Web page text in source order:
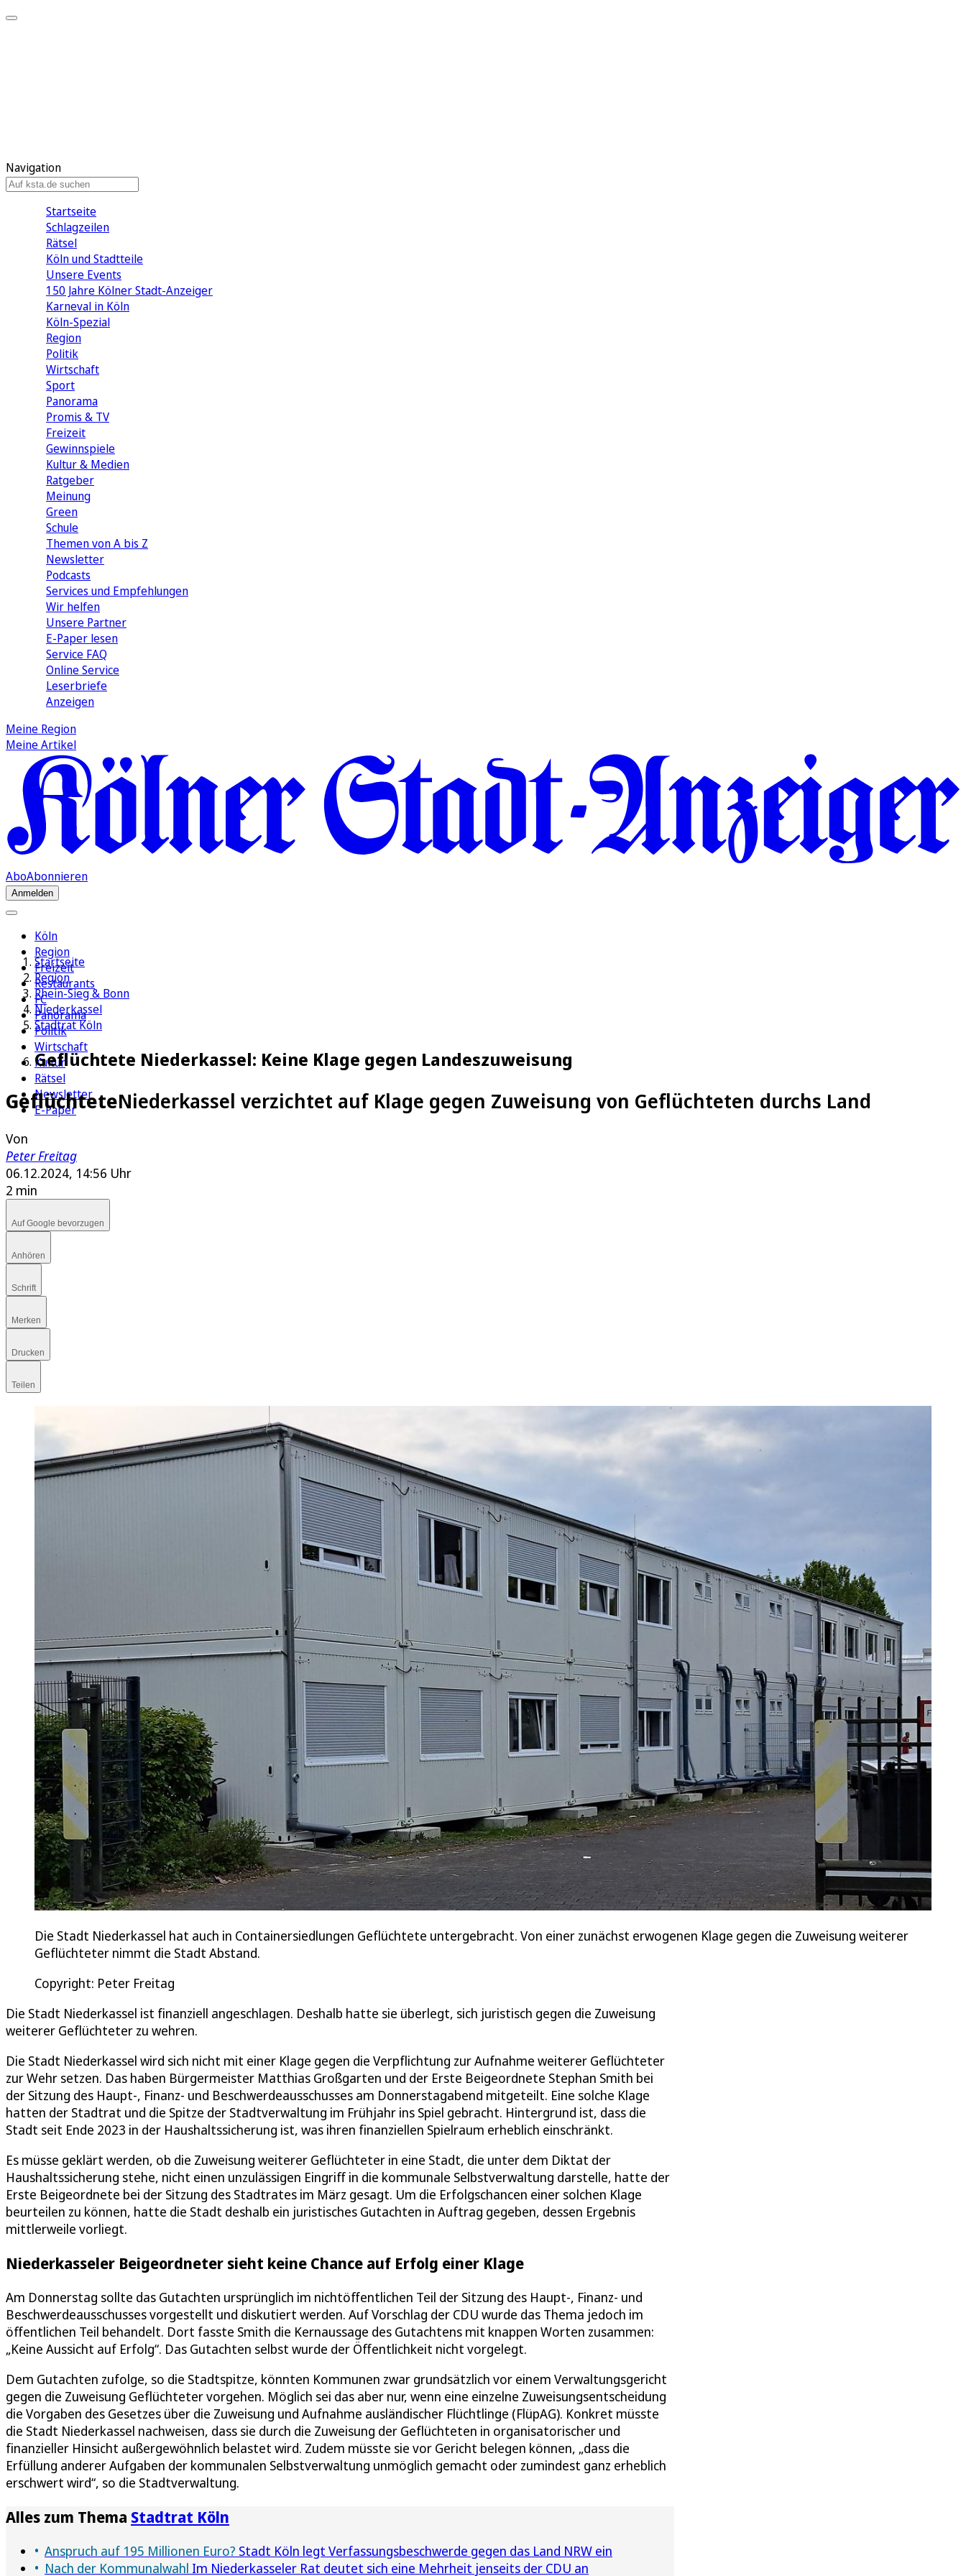
Navigation
Startseite
Schlagzeilen
Rätsel
Köln und Stadtteile
Unsere Events
150 Jahre Kölner Stadt-Anzeiger
Karneval in Köln
Köln-Spezial
Region
Politik
Wirtschaft
Sport
Panorama
Promis & TV
Freizeit
Gewinnspiele
Kultur & Medien
Ratgeber
Meinung
Green
Schule
Themen von A bis Z
Newsletter
Podcasts
Services und Empfehlungen
Wir helfen
Unsere Partner
E-Paper lesen
Service FAQ
Online Service
Leserbriefe
Anzeigen
Meine Region
Meine Artikel
AboAbonnieren
Anmelden
Köln
Region
Freizeit
Restaurants
FC
Panorama
Politik
Wirtschaft
Kultur
Rätsel
Newsletter
E-Paper
Startseite
Region
Rhein-Sieg & Bonn
Niederkassel
Stadtrat Köln
Geflüchtete Niederkassel: Keine Klage gegen Landeszuweisung
GeflüchteteNiederkassel verzichtet auf Klage gegen Zuweisung von Geflüchteten durchs Land
Von
Peter Freitag
06.12.2024, 14:56 Uhr
2 min
Auf Google bevorzugen
Anhören
Schrift
Merken
Drucken
Teilen
Die Stadt Niederkassel hat auch in Containersiedlungen Geflüchtete untergebracht. Von einer zunächst erwogenen Klage gegen die Zuweisung weiterer
Geflüchteter nimmt die Stadt Abstand.
Copyright: Peter Freitag
Die Stadt Niederkassel ist finanziell angeschlagen. Deshalb hatte sie überlegt, sich juristisch gegen die Zuweisung
weiterer Geflüchteter zu wehren.
Die Stadt Niederkassel wird sich nicht mit einer Klage gegen die Verpflichtung zur Aufnahme weiterer Geflüchteter
zur Wehr setzen. Das haben Bürgermeister Matthias Großgarten und der Erste Beigeordnete Stephan Smith bei
der Sitzung des Haupt-, Finanz- und Beschwerdeausschusses am Donnerstagabend mitgeteilt. Eine solche Klage
hatten der Stadtrat und die Spitze der Stadtverwaltung im Frühjahr ins Spiel gebracht. Hintergrund ist, dass die
Stadt seit Ende 2023 in der Haushaltssicherung ist, was ihren finanziellen Spielraum erheblich einschränkt.
Es müsse geklärt werden, ob die Zuweisung weiterer Geflüchteter in eine Stadt, die unter dem Diktat der
Haushaltssicherung stehe, nicht einen unzulässigen Eingriff in die kommunale Selbstverwaltung darstelle, hatte der
Erste Beigeordnete bei der Sitzung des Stadtrates im März gesagt. Um die Erfolgschancen einer solchen Klage
beurteilen zu können, hatte die Stadt deshalb ein juristisches Gutachten in Auftrag gegeben, dessen Ergebnis
mittlerweile vorliegt.
Niederkasseler Beigeordneter sieht keine Chance auf Erfolg einer Klage
Am Donnerstag sollte das Gutachten ursprünglich im nichtöffentlichen Teil der Sitzung des Haupt-, Finanz- und
Beschwerdeausschusses vorgestellt und diskutiert werden. Auf Vorschlag der CDU wurde das Thema jedoch im
öffentlichen Teil behandelt. Dort fasste Smith die Kernaussage des Gutachtens mit knappen Worten zusammen:
„Keine Aussicht auf Erfolg“. Das Gutachten selbst wurde der Öffentlichkeit nicht vorgelegt.
Dem Gutachten zufolge, so die Stadtspitze, könnten Kommunen zwar grundsätzlich vor einem Verwaltungsgericht
gegen die Zuweisung Geflüchteter vorgehen. Möglich sei das aber nur, wenn eine einzelne Zuweisungsentscheidung
die Vorgaben des Gesetzes über die Zuweisung und Aufnahme ausländischer Flüchtlinge (FlüpAG). Konkret müsste
die Stadt Niederkassel nachweisen, dass sie durch die Zuweisung der Geflüchteten in organisatorischer und
finanzieller Hinsicht außergewöhnlich belastet wird. Zudem müsste sie vor Gericht belegen können, „dass die
Erfüllung anderer Aufgaben der kommunalen Selbstverwaltung unmöglich gemacht oder zumindest ganz erheblich
erschwert wird“, so die Stadtverwaltung.
Alles zum Thema Stadtrat Köln
Anspruch auf 195 Millionen Euro? Stadt Köln legt Verfassungsbeschwerde gegen das Land NRW ein
Nach der Kommunalwahl Im Niederkasseler Rat deutet sich eine Mehrheit jenseits der CDU an